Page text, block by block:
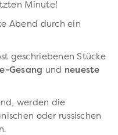
Minute!
Abend durch ein
geschriebenen Stücke
Gesang und neueste
werden die
oder russischen